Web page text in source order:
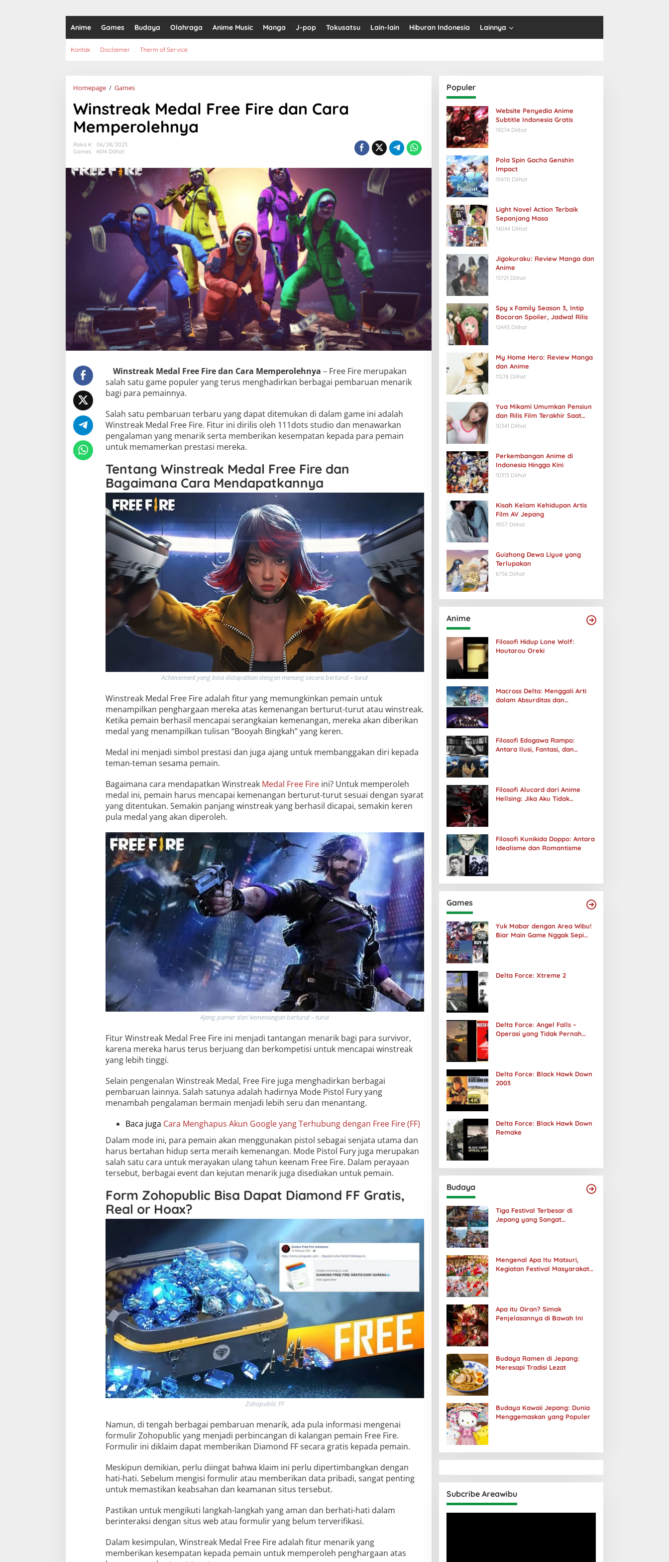
Anime Games Budaya Olahraga Anime Music Manga J-pop Tokusatsu Lain-lain Hiburan Indonesia Lainnya
Kontak Disclaimer Therm of Service
Homepage / GamesWinstreak
Free
Fire
dan
Cara
Winstreak Medal Free Fire dan Cara
Memperolehnya
Riska K
06/28/2023
Games
4614 Dilihat
Winstreak Medal Free Fire dan Cara Memperolehnya – Free Fire merupakan
salah satu game populer yang terus menghadirkan berbagai pembaruan menarik
bagi para pemainnya.
Salah satu pembaruan terbaru yang dapat ditemukan di dalam game ini adalah
Winstreak Medal Free Fire. Fitur ini dirilis oleh 111dots studio dan menawarkan
pengalaman yang menarik serta memberikan kesempatan kepada para pemain
untuk memamerkan prestasi mereka.
Tentang Winstreak Medal Free Fire dan
Bagaimana Cara Mendapatkannya
Achievement yang bisa didapatkan dengan menang secara berturut – turut
Winstreak Medal Free Fire adalah fitur yang memungkinkan pemain untuk
menampilkan penghargaan mereka atas kemenangan berturut-turut atau winstreak.
Ketika pemain berhasil mencapai serangkaian kemenangan, mereka akan diberikan
medal yang menampilkan tulisan “Booyah Bingkah” yang keren.
Medal ini menjadi simbol prestasi dan juga ajang untuk membanggakan diri kepada
teman-teman sesama pemain.
Bagaimana cara mendapatkan Winstreak Medal Free Fireini? Untuk memperoleh
medal ini, pemain harus mencapai kemenangan berturut-turut sesuai dengan syarat
yang ditentukan. Semakin panjang winstreak yang berhasil dicapai, semakin keren
pula medal yang akan diperoleh.
Ajang pamer dari kemenangan berturut – turut
Fitur Winstreak Medal Free Fire ini menjadi tantangan menarik bagi para survivor,
karena mereka harus terus berjuang dan berkompetisi untuk mencapai winstreak
yang lebih tinggi.
Selain pengenalan Winstreak Medal, Free Fire juga menghadirkan berbagai
pembaruan lainnya. Salah satunya adalah hadirnya Mode Pistol Fury yang
menambah pengalaman bermain menjadi lebih seru dan menantang.
Baca juga Cara Menghapus Akun Google yang Terhubung dengan Free Fire (FF)
Dalam mode ini, para pemain akan menggunakan pistol sebagai senjata utama dan
harus bertahan hidup serta meraih kemenangan. Mode Pistol Fury juga merupakan
salah satu cara untuk merayakan ulang tahun keenam Free Fire. Dalam perayaan
tersebut, berbagai event dan kejutan menarik juga disediakan untuk pemain.
Form Zohopublic Bisa Dapat Diamond FF Gratis,
Real or Hoax?
Zohopublic FF
Namun, di tengah berbagai pembaruan menarik, ada pula informasi mengenai
formulir Zohopublic yang menjadi perbincangan di kalangan pemain Free Fire.
Formulir ini diklaim dapat memberikan Diamond FF secara gratis kepada pemain.
Meskipun demikian, perlu diingat bahwa klaim ini perlu dipertimbangkan dengan
hati-hati. Sebelum mengisi formulir atau memberikan data pribadi, sangat penting
untuk memastikan keabsahan dan keamanan situs tersebut.
Pastikan untuk mengikuti langkah-langkah yang aman dan berhati-hati dalam
berinteraksi dengan situs web atau formulir yang belum terverifikasi.
Dalam kesimpulan, Winstreak Medal Free Fire adalah fitur menarik yang
memberikan kesempatan kepada pemain untuk memperoleh penghargaan atas
Populer
Website Penyedia Anime
Subtitle Indonesia Gratis
19274 Dilihat
Pola Spin Gacha Genshin
Impact
15470 Dilihat
Light Novel Action Terbaik
Sepanjang Masa
14044 Dilihat
Jigokuraku: Review Manga dan
Anime
13721 Dilihat
Spy x Family Season 3, Intip
Bocoran Spoiler, Jadwal Rilis
12493 Dilihat
My Home Hero: Review Manga
dan Anime
11278 Dilihat
Yua Mikami Umumkan Pensiun
dan Rilis Film Terakhir Saat
Ulang Tahun
10341 Dilihat
Perkembangan Anime di
Indonesia Hingga Kini
10313 Dilihat
Kisah Kelam Kehidupan Artis
Film AV Jepang
9557 Dilihat
Guizhong Dewa Liyue yang
Terlupakan
8756 Dilihat
Anime
Filosofi Hidup Lone Wolf:
Houtarou Oreki
Macross Delta: Menggali Arti
dalam Absurditas dan
Filosofi Edogawa Rampo:
Antara Ilusi, Fantasi, dan
Filosofi Alucard dari Anime
Hellsing: Jika Aku Tidak
Filosofi Kunikida Doppo: Antara
Idealisme dan Romantisme
Games
Yuk Mabar dengan Area Wibu!
Biar Main Game Nggak Sepi
Delta Force: Xtreme 2
Delta Force: Angel Falls –
Operasi yang Tidak Pernah
Delta Force: Black Hawk Down
2003
Delta Force: Black Hawk Down
Remake
Budaya
Tiga Festival Terbesar di
Jepang yang Sangat
Mengenal Apa Itu Matsuri,
Kegiatan Festival Masyarakat
Apa itu Oiran? Simak
Penjelasannya di Bawah Ini
Budaya Ramen di Jepang:
Meresapi Tradisi Lezat
Budaya Kawaii Jepang: Dunia
Menggemaskan yang Populer
Subcribe Areawibu